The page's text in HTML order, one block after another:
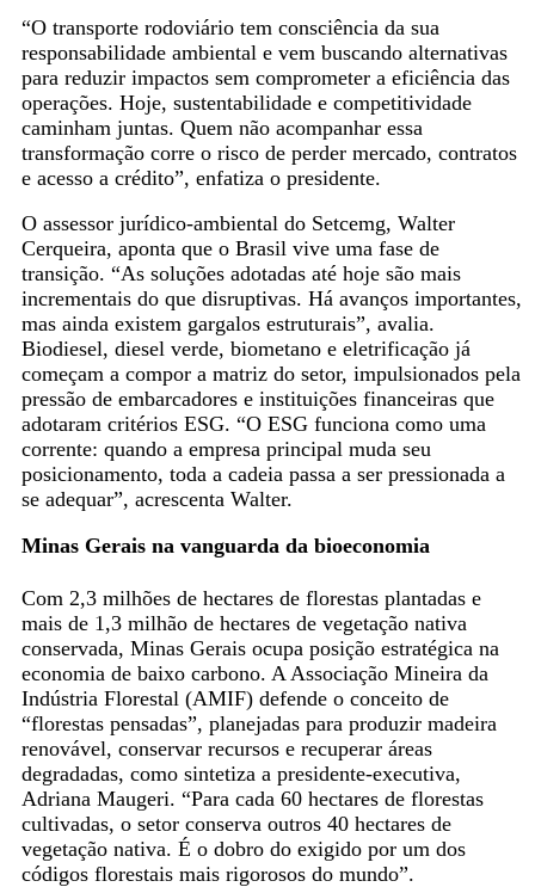
“O transporte rodoviário tem consciência da sua
responsabilidade ambiental e vem buscando alternativas
para reduzir impactos sem comprometer a eficiência das
operações. Hoje, sustentabilidade e competitividade
caminham juntas. Quem não acompanhar essa
transformação corre o risco de perder mercado, contratos
e acesso a crédito”, enfatiza o presidente.
O assessor jurídico-ambiental do Setcemg, Walter
Cerqueira, aponta que o Brasil vive uma fase de
transição. “As soluções adotadas até hoje são mais
incrementais do que disruptivas. Há avanços importantes,
mas ainda existem gargalos estruturais”, avalia.
Biodiesel, diesel verde, biometano e eletrificação já
começam a compor a matriz do setor, impulsionados pela
pressão de embarcadores e instituições financeiras que
adotaram critérios ESG. “O ESG funciona como uma
corrente: quando a empresa principal muda seu
posicionamento, toda a cadeia passa a ser pressionada a
se adequar”, acrescenta Walter.
Minas Gerais na vanguarda da bioeconomia
Com 2,3 milhões de hectares de florestas plantadas e
mais de 1,3 milhão de hectares de vegetação nativa
conservada, Minas Gerais ocupa posição estratégica na
economia de baixo carbono. A Associação Mineira da
Indústria Florestal (AMIF) defende o conceito de
“florestas pensadas”, planejadas para produzir madeira
renovável, conservar recursos e recuperar áreas
degradadas, como sintetiza a presidente-executiva,
Adriana Maugeri. “Para cada 60 hectares de florestas
cultivadas, o setor conserva outros 40 hectares de
vegetação nativa. É o dobro do exigido por um dos
códigos florestais mais rigorosos do mundo”.